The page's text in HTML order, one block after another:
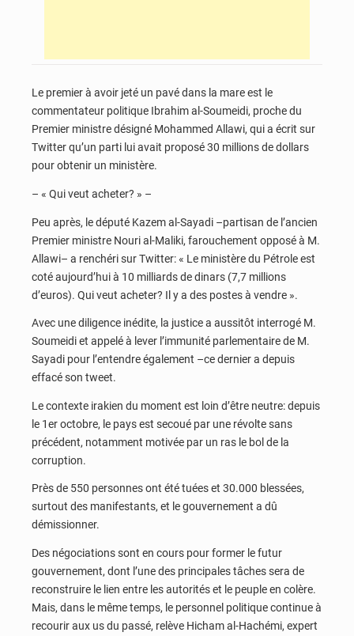
Le premier à avoir jeté un pavé dans la mare est le
commentateur politique Ibrahim al-Soumeidi, proche du
Premier ministre désigné Mohammed Allawi, qui a écrit sur
Twitter qu’un parti lui avait proposé 30 millions de dollars
pour obtenir un ministère.
– « Qui veut acheter? » –
Peu après, le député Kazem al-Sayadi –partisan de l’ancien
Premier ministre Nouri al-Maliki, farouchement opposé à M.
Allawi– a renchéri sur Twitter: « Le ministère du Pétrole est
coté aujourd’hui à 10 milliards de dinars (7,7 millions
d’euros). Qui veut acheter? Il y a des postes à vendre ».
Avec une diligence inédite, la justice a aussitôt interrogé M.
Soumeidi et appelé à lever l’immunité parlementaire de M.
Sayadi pour l’entendre également –ce dernier a depuis
effacé son tweet.
Le contexte irakien du moment est loin d’être neutre: depuis
le 1er octobre, le pays est secoué par une révolte sans
précédent, notamment motivée par un ras le bol de la
corruption.
Près de 550 personnes ont été tuées et 30.000 blessées,
surtout des manifestants, et le gouvernement a dû
démissionner.
Des négociations sont en cours pour former le futur
gouvernement, dont l’une des principales tâches sera de
reconstruire le lien entre les autorités et le peuple en colère.
Mais, dans le même temps, le personnel politique continue à
recourir aux us du passé, relève Hicham al-Hachémi, expert